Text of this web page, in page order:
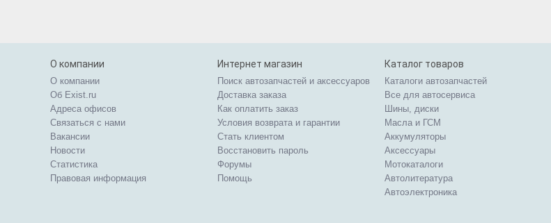
О компании
О компании
Об Exist.ru
Адреса офисов
Связаться с нами
Вакансии
Новости
Статистика
Правовая информация
Интернет магазин
Поиск автозапчастей и аксессуаров
Доставка заказа
Как оплатить заказ
Условия возврата и гарантии
Стать клиентом
Восстановить пароль
Форумы
Помощь
Каталог товаров
Каталоги автозапчастей
Все для автосервиса
Шины, диски
Масла и ГСМ
Аккумуляторы
Аксессуары
Мотокаталоги
Автолитература
Автоэлектроника